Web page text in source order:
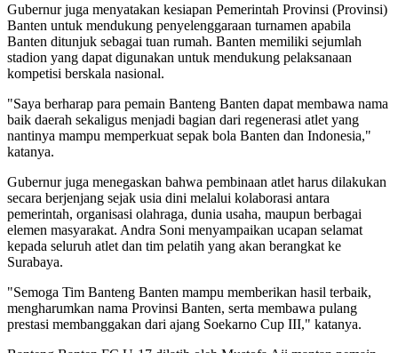
Gubernur juga menyatakan kesiapan Pemerintah Provinsi (Provinsi)
Banten untuk mendukung penyelenggaraan turnamen apabila
Banten ditunjuk sebagai tuan rumah. Banten memiliki sejumlah
stadion yang dapat digunakan untuk mendukung pelaksanaan
kompetisi berskala nasional.
"Saya berharap para pemain Banteng Banten dapat membawa nama
baik daerah sekaligus menjadi bagian dari regenerasi atlet yang
nantinya mampu memperkuat sepak bola Banten dan Indonesia,"
katanya.
Gubernur juga menegaskan bahwa pembinaan atlet harus dilakukan
secara berjenjang sejak usia dini melalui kolaborasi antara
pemerintah, organisasi olahraga, dunia usaha, maupun berbagai
elemen masyarakat. Andra Soni menyampaikan ucapan selamat
kepada seluruh atlet dan tim pelatih yang akan berangkat ke
Surabaya.
"Semoga Tim Banteng Banten mampu memberikan hasil terbaik,
mengharumkan nama Provinsi Banten, serta membawa pulang
prestasi membanggakan dari ajang Soekarno Cup III," katanya.